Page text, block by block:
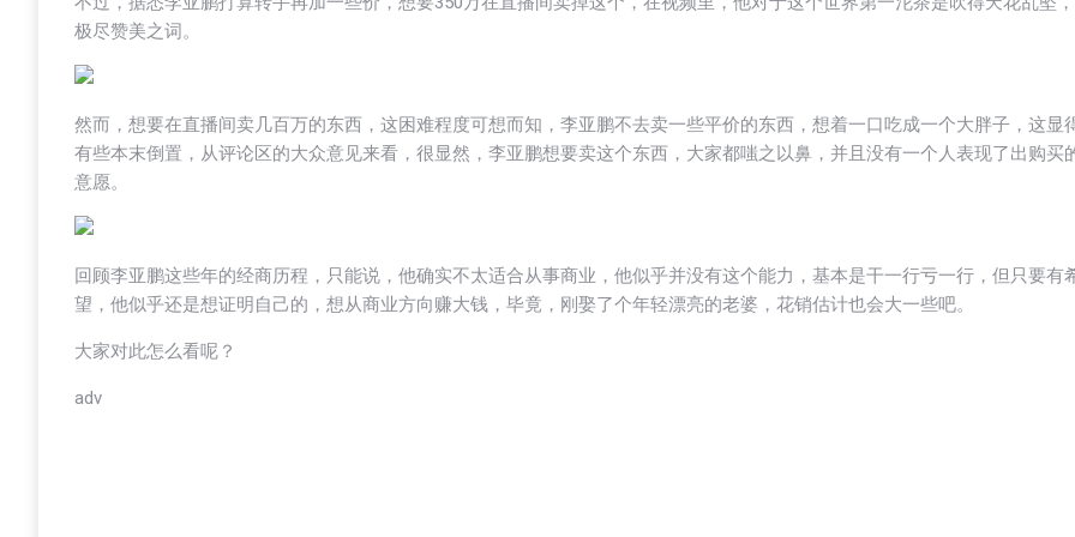
极尽赞美之词。
然而，想要在直播间卖几百万的东西，这困难程度可想而知，李亚鹏不去卖一些平价的东西，想着一口吃成一个大胖子，这显
有些本末倒置，从评论区的大众意见来看，很显然，李亚鹏想要卖这个东西，大家都嗤之以鼻，并且没有一个人表现了出购买
意愿。
回顾李亚鹏这些年的经商历程，只能说，他确实不太适合从事商业，他似乎并没有这个能力，基本是干一行亏一行，但只要有
望，他似乎还是想证明自己的，想从商业方向赚大钱，毕竟，刚娶了个年轻漂亮的老婆，花销估计也会大一些吧。
大家对此怎么看呢？
adv